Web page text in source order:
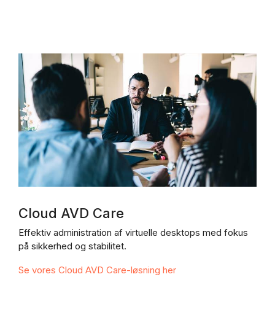
Cloud AVD Care
Effektiv administration af virtuelle desktops med fokus
på sikkerhed og stabilitet.
Se vores Cloud AVD Care-løsning her